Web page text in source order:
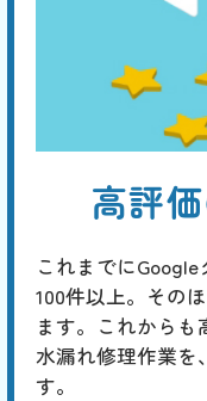
高評
これまでに
100件以上。その
ます。これから
水漏れ修理作業を
す。